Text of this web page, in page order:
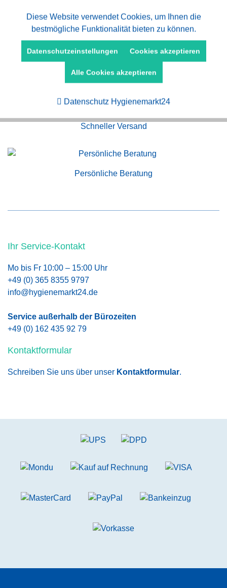
Kauf auf Rechnung
Schneller Versand
Persönliche Beratung
Ihr Service-Kontakt
Mo bis Fr 10:00 – 15:00 Uhr
+49 (0) 365 8355 9797
info@hygienemarkt24.de
Service außerhalb der Bürozeiten
+49 (0) 162 435 92 79
Kontaktformular
Schreiben Sie uns über unser Kontaktformular.
Funktionale Aktiv
Marketing Aktiv
Aktiv
Diese Website verwendet Cookies, um Ihnen die
bestmögliche Funktionalität bieten zu können.
Datenschutzeinstellungen Cookies akzeptieren
Alle Cookies akzeptieren
Datenschutz Hygienemarkt24